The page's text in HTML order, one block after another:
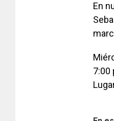
En
7:00